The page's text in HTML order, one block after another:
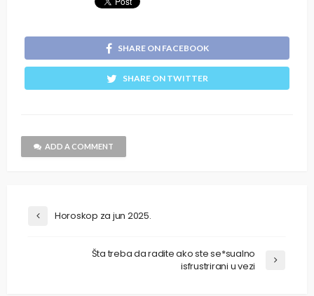
SHARE ON FACEBOOK
SHARE ON TWITTER
ADD A COMMENT
Horoskop za jun 2025.
Šta treba da radite ako ste se*sualno
isfrustrirani u vezi